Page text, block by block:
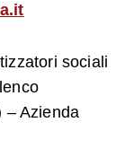
sociali
– Azienda